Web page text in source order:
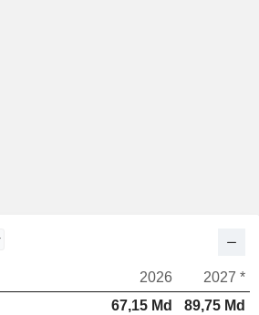
2026
2027 *
67,15 Md
89,75 Md